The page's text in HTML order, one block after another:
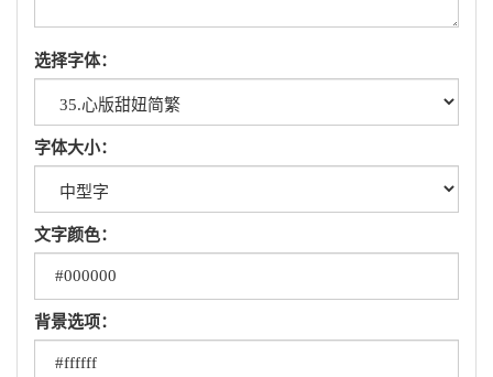
选择字体：
字体大小：
文字颜色：
背景选项：